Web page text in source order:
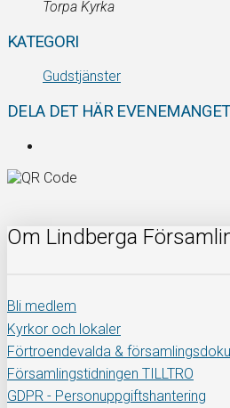
Torpa Kyrka
KATEGORI
Gudstjänster
DELA DET HÄR EVENEMANGET
Om Lindberga
Bli medlem
Kyrkor och lokaler
Förtroendevalda &
Församlingstidningen TILLTRO
GDPR - Personuppgiftshantering